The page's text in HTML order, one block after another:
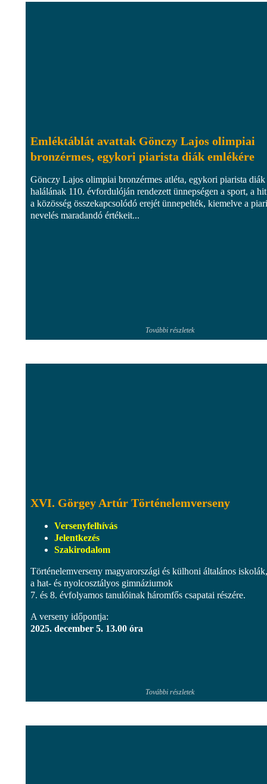
Emléktáblát avattak Gönczy Lajos olimpiai
bronzérmes, egykori piarista diák emlékére
Gönczy Lajos olimpiai bronzérmes atléta, egykori piarista diák
halálának 110. évfordulóján rendezett ünnepségen a sport, a
a közösség összekapcsolódó erejét ünnepelték, kiemelve a
nevelés maradandó értékeit...
További részletek
XVI. Görgey Artúr Történelemverseny
Versenyfelhívás
Jelentkezés
Szakirodalom
Történelemverseny magyarországi és külhoni általános
a hat- és nyolcosztályos gimnáziumok
7. és 8. évfolyamos tanulóinak háromfős csapatai részére.
A verseny időpontja:
2025. december 5. 13.00 óra
További részletek